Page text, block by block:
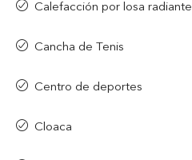
Calefacción por losa radiante
Cancha de Tenis
Centro de deportes
Cloaca